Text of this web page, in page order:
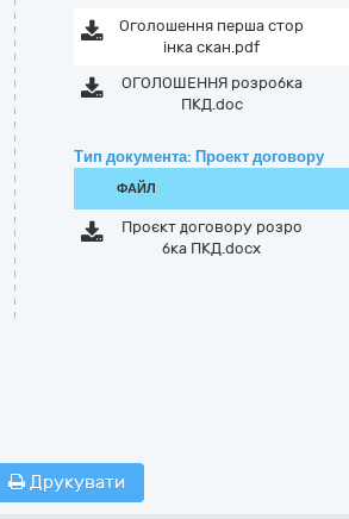
Оголошення перша стор
інка скан.pdf
ОГОЛОШЕННЯ розробка
ПКД.doc
Тип документа: Проект договору
ФАЙЛ
Проєкт договору розро
бка ПКД.docx
Друкувати